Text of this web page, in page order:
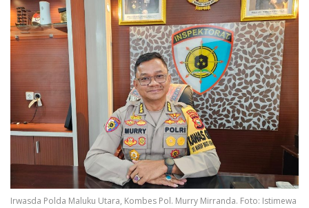
Irwasda Polda Maluku Utara, Kombes Pol. Murry Mirranda. Foto: Istimewa